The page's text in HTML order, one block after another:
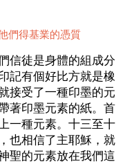
們得基業的憑質
信徒是身體的組成分
記有個好比方就是橡
接受了一種印墨的元
著印墨元素的紙。首
一種元素。十三至十
也相信了主耶穌，就
聖的元素放在我們這